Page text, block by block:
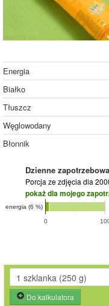
Energia
Białko
Tłuszcz
Węglowodany
Błonnik
Dzienne
Porcja ze zdjęcia dla
pokaż dla mojego
0
energia (6 %)
Do kalkulatora